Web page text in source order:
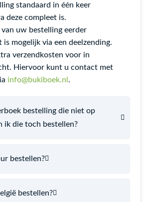
standaard in één keer
deze compleet is.
uw bestelling eerder
is mogelijk via een deelzending.
verzendkosten voor in
Hiervoor kunt u contact met
info@bukiboek.nl .
bestelling die niet op
ik die toch bestellen?
bestellen?
bestellen?